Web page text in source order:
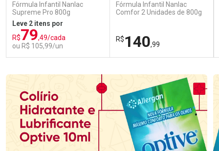
Fórmula Infantil Nanlac
Supreme Pro 800g
Leve 2 itens por
R$79,49/cada
ou R$ 105,99/un
Fórmula Infantil Nanlac
Comfor 2 Unidades de 800g
R$140,99
Laboratório
Por Menos